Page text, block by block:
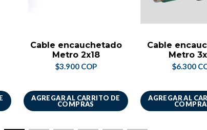
Cable encauchetado
Metro 2x18
$3.900 COP
AGREGAR AL CARRITO DE
COMPRAS
Cable
Metro
$6.300
AGREGAR AL